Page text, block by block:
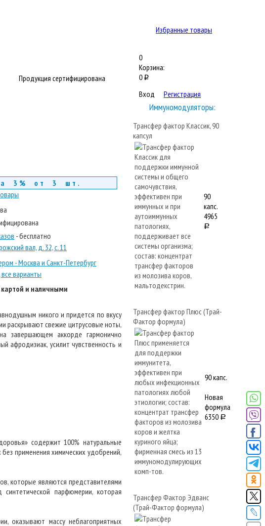
Избранные товары
0
Корзина:
0 q
Продукция сертифицирована
Вход Регистрация
3% от 3 шт.
- бесплатно
вал, д. 32, с. 11
- Москва и Санкт-Петербург
варианты
и наличными
никого и придется по вкусу
раскрывают свежие цитрусовые ноты,
завершающем аккорде гармонично
афродизиак, усилит чувственность и
содержит 100% натуральные
применения химических удобрений,
которые являются представителями
парфюмерии, которая
оказывают массу неблагоприятных
Иммуномодуляторы:
Трансфер фактор Классик, 90
капсул
90
капс.
4965
a
Трансфер фактор Плюс (Трай-
Фактор формула)
90 капс.
Новая
формула
6350 a
Трансфер Фактор Эдванс
(Трай-Фактор формула)